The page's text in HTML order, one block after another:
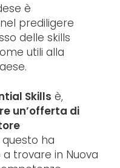
è
prediligere
delle skills
utili alla
Skills è,
un’offerta di
ha
trovare in Nuova